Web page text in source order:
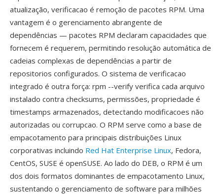
atualização, verificacao é remoção de pacotes RPM. Uma
vantagem é o gerenciamento abrangente de
dependências — pacotes RPM declaram capacidades que
fornecem é requerem, permitindo resolução automática de
cadeias complexas de dependências a partir de
repositorios configurados. O sistema de verificacao
integrado é outra força: rpm --verify verifica cada arquivo
instalado contra checksums, permissões, propriedade é
timestamps armazenados, detectando modificacoes não
autorizadas ou corrupcao. O RPM serve como a base de
empacotamento para principais distribuições Linux
corporativas incluindo Red Hat Enterprise Linux, Fedora,
CentOS, SUSE é openSUSE. Ao lado do DEB, o RPM é um
dos dois formatos dominantes de empacotamento Linux,
sustentando o gerenciamento de software para milhões